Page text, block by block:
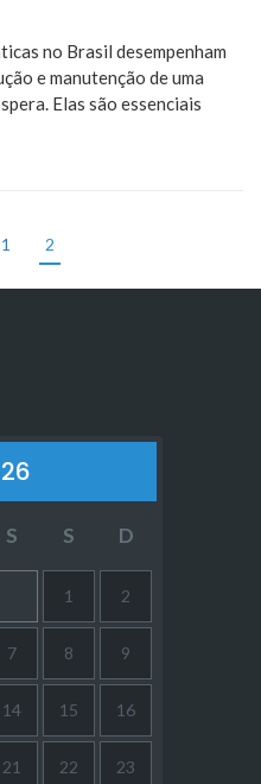
no Brasil desempenham
e manutenção de uma
Elas são essenciais
1 2
S S D
1 2
7 8 9
14 15 16
21 22 23